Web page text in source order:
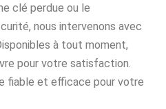
clé perdue ou le
nous intervenons avec
à tout moment,
pour votre satisfaction.
fiable et efficace pour votre